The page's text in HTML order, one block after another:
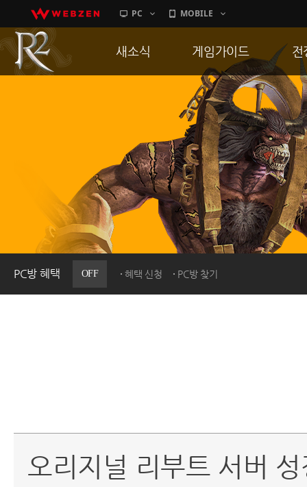
PC MOBILE
PC방 혜택 OFF 혜택 신청 PC방 찾기
새소식
이벤트
히스토리
PC방으로간다
게임가이드
게임 특징
서버가이드
신병훈련소
세부가이드
통합보급센터
전
통
공
오리지널 리부트 서버